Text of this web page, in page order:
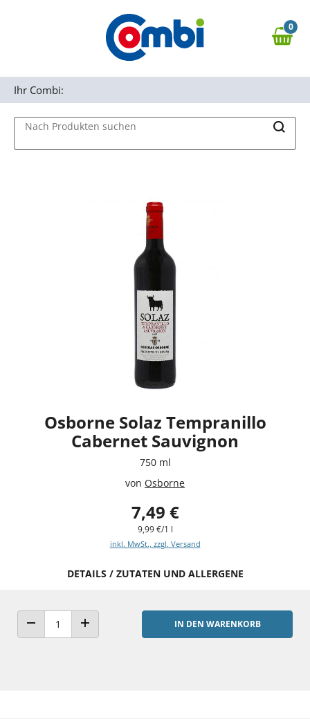
Zur Navigation springen
0,00 €
0
Nach Produkten suchen
Ihr Combi:
Osborne Solaz Tempranillo
Cabernet Sauvignon
750 ml
von Osborne
7,49 €
9,99 €/1 l
inkl. MwSt., zzgl. Versand
DETAILS / ZUTATEN UND ALLERGENE
ANZAHL VERRINGERNANZAHL ERHÖHEN
IN DEN WARENKORB